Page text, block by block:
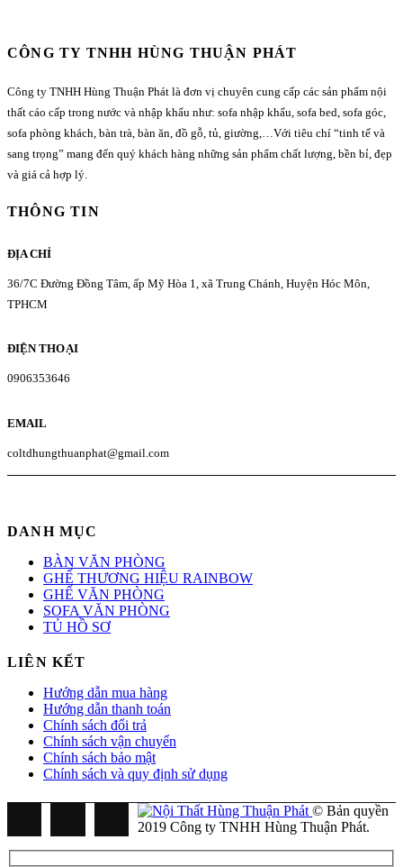
CÔNG TY TNHH HÙNG THUẬN PHÁT
Công ty TNHH Hùng Thuận Phát là đơn vị chuyên cung cấp các sản phẩm nội
thất cáo cấp trong nước và nhập khẩu như: sofa nhập khẩu, sofa bed, sofa góc,
sofa phòng khách, bàn trà, bàn ăn, đồ gỗ, tủ, giường,…Với tiêu chí “tinh tế và
sang trọng” mang đến quý khách hàng những sản phẩm chất lượng, bền bỉ, đẹp
và giá cả hợp lý.
THÔNG TIN
ĐỊA CHỈ
36/7C Đường Đồng Tâm, ấp Mỹ Hòa 1, xã Trung Chánh, Huyện Hóc Môn,
TPHCM
ĐIỆN THOẠI
0906353646
EMAIL
coltdhungthuanphat@gmail.com
DANH MỤC
BÀN VĂN PHÒNG
GHẾ THƯƠNG HIỆU RAINBOW
GHẾ VĂN PHÒNG
SOFA VĂN PHÒNG
TỦ HỒ SƠ
LIÊN KẾT
Hướng dẫn mua hàng
Hướng dẫn thanh toán
Chính sách đổi trả
Chính sách vận chuyển
Chính sách bảo mật
Chính sách và quy định sử dụng
© Bản quyền
2019 Công ty TNHH Hùng Thuận Phát.